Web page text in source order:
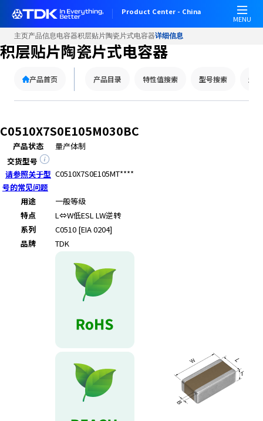
Product Center - China
MENU
主页产品信息电容器积层贴片陶瓷片式电容器详细信息
积层贴片陶瓷片式电容器
产品首页 产品目录 特性值搜索 型号搜索 型
C0510X7S0E105M030BC
产品状态
量产体制
交货型号
请参照关于型
号的常见问题
C0510X7S0E105MT****
用途
一般等级
特点
L⇔W低ESL LW逆转
系列
C0510 [EIA 0204]
品牌
TDK